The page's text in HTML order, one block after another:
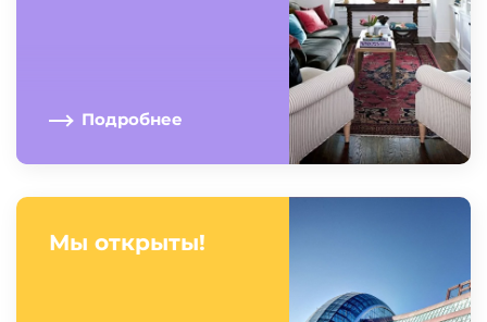
Подробнее
Мы открыты!